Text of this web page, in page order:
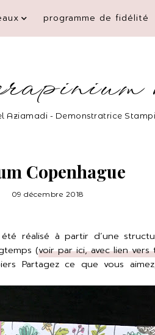
programme de fidélité
Aziamadi - Demonstratrice
Copenhague
09 décembre 2018
réalisé à partir d’une
(voir par ici, avec lien
Partagez ce que vous